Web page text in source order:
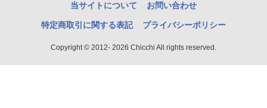
当サイトについて お問い合わせ
特定商取引に関する表記 プライバシーポリシー
Copyright © 2012- 2026 Chicchi All rights reserved.